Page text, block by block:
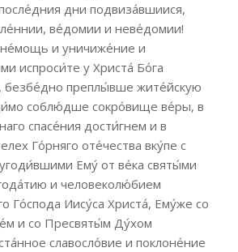
дни подвиза́вшиися,
ве́домии и неве́домии!
и уничиже́ние и
испроси́те у Христа́ Бо́га
преплы́вше жите́йскую
соблю́дше сокро́вище ве́ры, в
спасе́ния дости́гнем и в
Го́рняго оте́чества вку́пе с
Ему́ от ве́ка святы́ми
и человеколю́бием
Го́спода Иису́са Христа́, Ему́же со
и со Пресвяты́м Ду́хом
славосло́вие и поклоне́ние